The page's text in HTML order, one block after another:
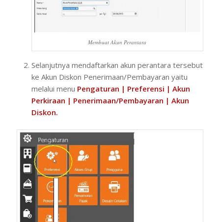
Membuat Akun Perantara
Selanjutnya mendaftarkan akun perantara tersebut
ke Akun Diskon Penerimaan/Pembayaran yaitu
melalui menu Pengaturan | Preferensi | Akun
Perkiraan | Penerimaan/Pembayaran | Akun
Diskon.